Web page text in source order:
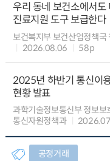
우리 동네 보건소에서도
진료지원 도구 보급한다
보건복지부 보건산업정책
2026.08.06
58p
2025년 하반기 통신이
현황 발표
과학기술정보통신부 정보
통신자원정책과
공정거래